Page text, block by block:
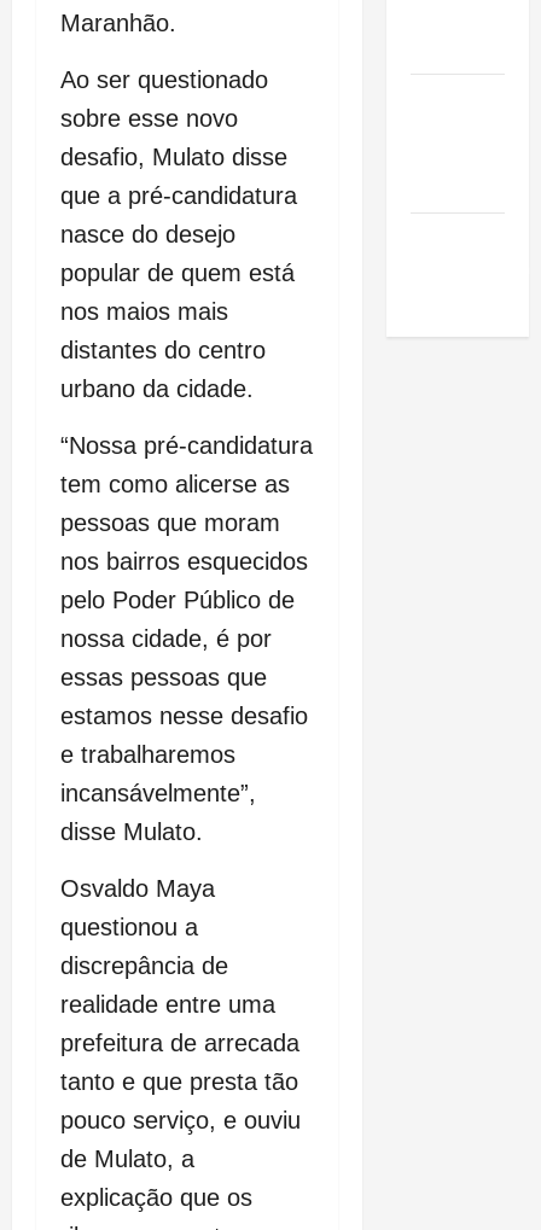
Maranhão.
Ao ser questionado
sobre esse novo
desafio, Mulato disse
que a pré-candidatura
nasce do desejo
popular de quem está
nos maios mais
distantes do centro
urbano da cidade.
“Nossa pré-candidatura
tem como alicerse as
pessoas que moram
nos bairros esquecidos
pelo Poder Público de
nossa cidade, é por
essas pessoas que
estamos nesse desafio
e trabalharemos
incansávelmente”,
disse Mulato.
Osvaldo Maya
questionou a
discrepância de
realidade entre uma
prefeitura de arrecada
tanto e que presta tão
pouco serviço, e ouviu
de Mulato, a
explicação que os